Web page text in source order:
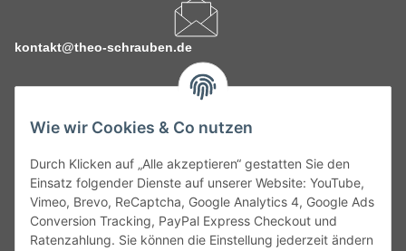
Wie wir Cookies & Co nutzen
Durch Klicken auf „Alle akzeptieren“ gestatten Sie den
Einsatz folgender Dienste auf unserer Website: YouTube,
Vimeo, Brevo, ReCaptcha, Google Analytics 4, Google Ads
Conversion Tracking, PayPal Express Checkout und
Ratenzahlung. Sie können die Einstellung jederzeit ändern
kontakt@theo-schrauben.de
Service
Gesetzliche Informationen